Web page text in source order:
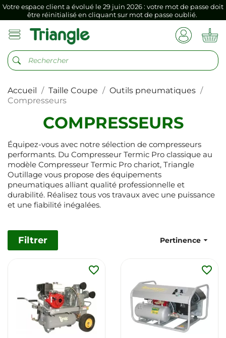
Votre espace client a évolué le 29 juin 2026 : votre mot de passe doit
être réinitialisé en cliquant sur mot de passe oublié.
Si vous aviez mémorisé votre précédent mot de passe dans votre
navigateur internet, il doit être réenregistré à la première connexion
Votre espace client a évolué le 29 juin 2026 : votre mot de passe doit
être réinitialisé en cliquant sur mot de passe oublié.
Si vous aviez mémorisé votre précédent mot de passe dans votre
navigateur internet, il doit être réenregistré à la première connexion
Accueil Taille Coupe
Outils pneumatiques
Compresseurs
COMPRESSEURS
Équipez-vous avec notre sélection de compresseurs
performants. Du Compresseur Termic Pro classique au
modèle Compresseur Termic Pro chariot, Triangle
Outillage vous propose des équipements
pneumatiques alliant qualité professionnelle et
durabilité. Réalisez tous vos travaux avec une puissance
et une fiabilité inégalées.
Filtrer Pertinence
favorite_border favorite_border